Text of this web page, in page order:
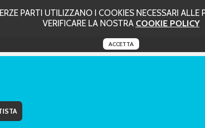
PARTI UTILIZZANO I COOKIES NECESSARI ALLE
VERIFICARE LA NOSTRA COOKIE POLICY
ACCETTA